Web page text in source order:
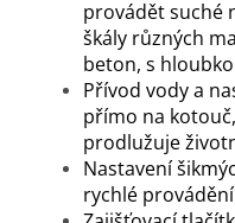
provádět suché
škály různých
beton, s
Přívod vody a
přímo na
prodlužuje
Nastavení
rychlé